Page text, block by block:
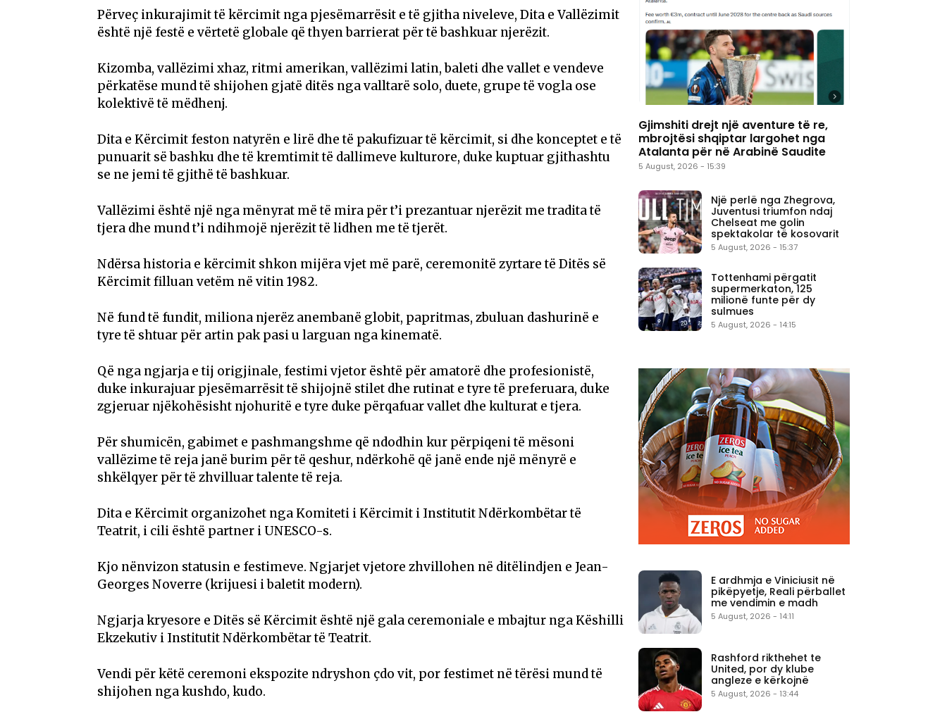
Përveç inkurajimit të kërcimit nga pjesëmarrësit e të gjitha niveleve, Dita e Vallëzimit
është një festë e vërtetë globale që thyen barrierat për të bashkuar njerëzit.
Kizomba, vallëzimi xhaz, ritmi amerikan, vallëzimi latin, baleti dhe vallet e vendeve
përkatëse mund të shijohen gjatë ditës nga valltarë solo, duete, grupe të vogla ose
kolektivë të mëdhenj.
Dita e Kërcimit feston natyrën e lirë dhe të pakufizuar të kërcimit, si dhe konceptet e të
punuarit së bashku dhe të kremtimit të dallimeve kulturore, duke kuptuar gjithashtu
se ne jemi të gjithë të bashkuar.
Vallëzimi është një nga mënyrat më të mira për t’i prezantuar njerëzit me tradita të
tjera dhe mund t’i ndihmojë njerëzit të lidhen me të tjerët.
Ndërsa historia e kërcimit shkon mijëra vjet më parë, ceremonitë zyrtare të Ditës së
Kërcimit filluan vetëm në vitin 1982.
Në fund të fundit, miliona njerëz anembanë globit, papritmas, zbuluan dashurinë e
tyre të shtuar për artin pak pasi u larguan nga kinematë.
Që nga ngjarja e tij origjinale, festimi vjetor është për amatorë dhe profesionistë,
duke inkurajuar pjesëmarrësit të shijojnë stilet dhe rutinat e tyre të preferuara, duke
zgjeruar njëkohësisht njohuritë e tyre duke përqafuar vallet dhe kulturat e tjera.
Për shumicën, gabimet e pashmangshme që ndodhin kur përpiqeni të mësoni
vallëzime të reja janë burim për të qeshur, ndërkohë që janë ende një mënyrë e
shkëlqyer për të zhvilluar talente të reja.
Dita e Kërcimit organizohet nga Komiteti i Kërcimit i Institutit Ndërkombëtar të
Teatrit, i cili është partner i UNESCO-s.
Kjo nënvizon statusin e festimeve. Ngjarjet vjetore zhvillohen në ditëlindjen e Jean-
Georges Noverre (krijuesi i baletit modern).
Ngjarja kryesore e Ditës së Kërcimit është një gala ceremoniale e mbajtur nga Këshilli
Ekzekutiv i Institutit Ndërkombëtar të Teatrit.
Vendi për këtë ceremoni ekspozite ndryshon çdo vit, por festimet në tërësi mund të
shijohen nga kushdo, kudo.
Gjimshiti drejt një aventure të re,
mbrojtësi shqiptar largohet nga
Atalanta për në Arabinë Saudite
5 August, 2026 - 15:39
Një perlë nga Zhegrova,
Juventusi triumfon ndaj
Chelseat me golin
spektakolar të kosovarit
5 August, 2026 - 15:37
Tottenhami përgatit
supermerkaton, 125
milionë funte për dy
sulmues
5 August, 2026 - 14:15
E ardhmja e Viniciusit në
pikëpyetje, Reali përballet
me vendimin e madh
5 August, 2026 - 14:11
Rashford rikthehet te
United, por dy klube
angleze e kërkojnë
5 August, 2026 - 13:44